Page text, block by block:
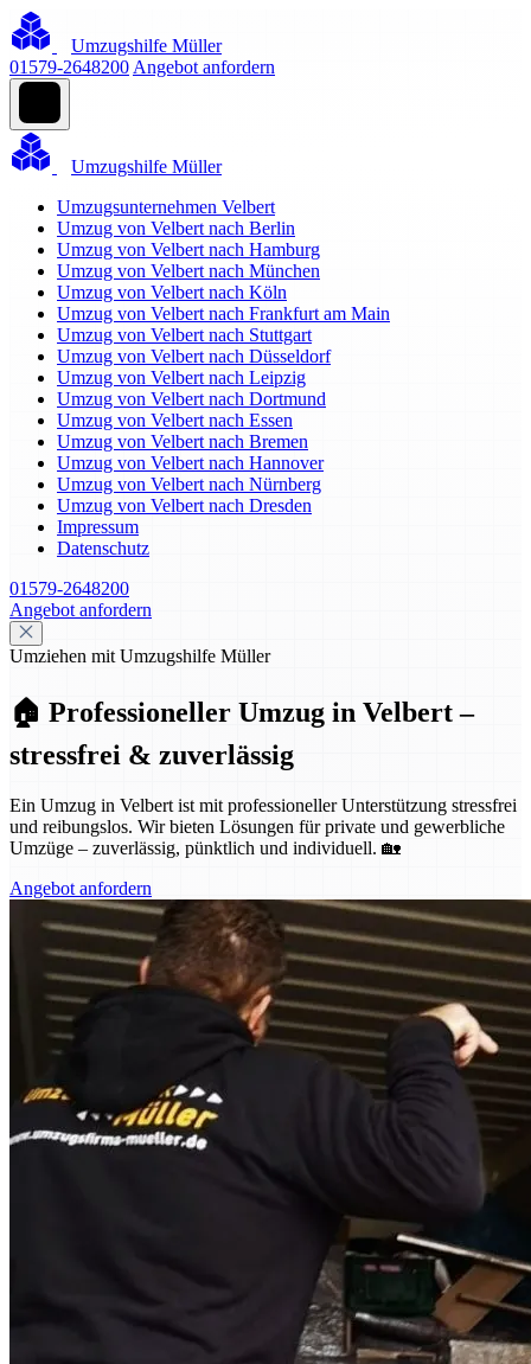
Umzugshilfe Müller
01579-2648200 Angebot anfordern
Umzugshilfe Müller
Umzugsunternehmen Velbert
Umzug von Velbert nach Berlin
Umzug von Velbert nach Hamburg
Umzug von Velbert nach München
Umzug von Velbert nach Köln
Umzug von Velbert nach Frankfurt am Main
Umzug von Velbert nach Stuttgart
Umzug von Velbert nach Düsseldorf
Umzug von Velbert nach Leipzig
Umzug von Velbert nach Dortmund
Umzug von Velbert nach Essen
Umzug von Velbert nach Bremen
Umzug von Velbert nach Hannover
Umzug von Velbert nach Nürnberg
Umzug von Velbert nach Dresden
Impressum
Datenschutz
01579-2648200
Angebot anfordern
Umziehen mit Umzugshilfe Müller
🏠 Professioneller Umzug in Velbert –
stressfrei & zuverlässig
Ein Umzug in Velbert ist mit professioneller Unterstützung stressfrei
und reibungslos. Wir bieten Lösungen für private und gewerbliche
Umzüge – zuverlässig, pünktlich und individuell. 🏡
Angebot anfordern